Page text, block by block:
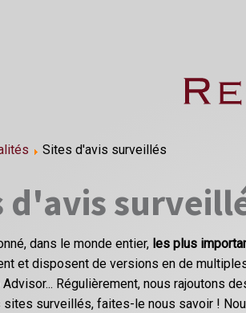
Sites d'avis surveillés
d'avis
dans le monde entier, les plus
et disposent de versions en de
Advisor... Régulièrement, nous rajoutons
surveillés, faites-le nous savoir !